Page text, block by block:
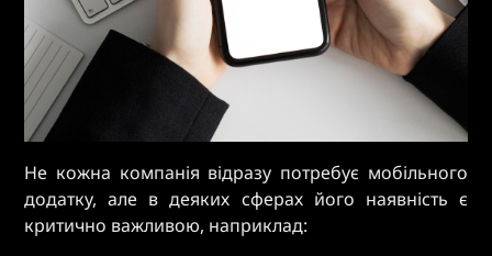
Не кожна компанія відразу потребує мобільного
додатку, але в деяких сферах його наявність є
критично важливою, наприклад: